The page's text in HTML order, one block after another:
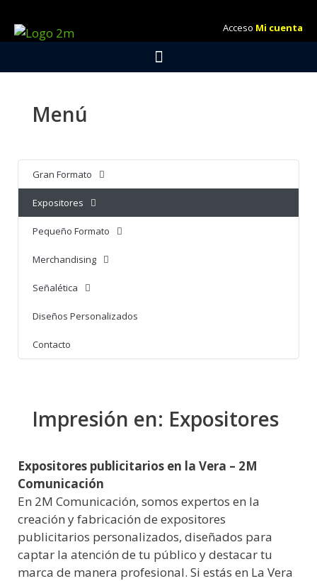
Acceso Mi cuenta
Menú
Gran Formato
Expositores
Pequeño Formato
Merchandising
Señalética
Diseños Personalizados
Contacto
Impresión en: Expositores
Expositores publicitarios en la Vera – 2M
Comunicación
En 2M Comunicación, somos expertos en la
creación y fabricación de expositores
publicitarios personalizados, diseñados para
captar la atención de tu público y destacar tu
marca de manera profesional. Si estás en La Vera